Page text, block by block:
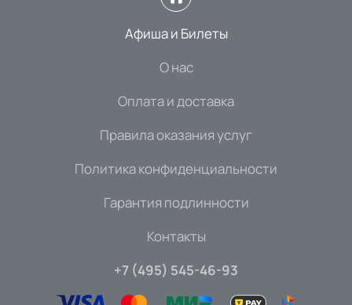
Афиша и Билеты
О нас
Оплата и доставка
Правила оказания услуг
Политика конфиденциальности
Гарантия подлинности
Контакты
+7 (495) 545-46-93